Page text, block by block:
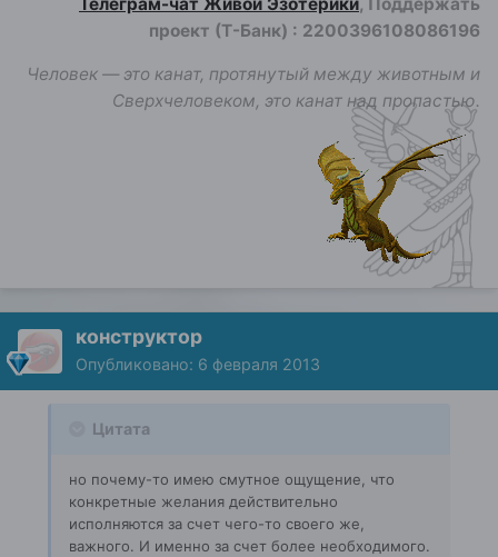
проект (Т-Банк) : 2200396108086196
Человек — это канат, протянутый между животным и
Сверхчеловеком, это канат над пропастью.
конструктор
Опубликовано: 6 февраля 2013
Цитата
но почему-то имею смутное ощущение, что
конкретные желания действительно
исполняются за счет чего-то своего же,
важного. И именно за счет более необходимого.